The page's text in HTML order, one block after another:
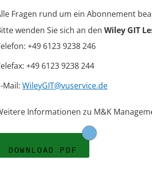
Fragen rund um ein Abonnement
wenden Sie sich an den Wiley GIT
+49 6123 9238 246
+49 6123 9238 244
Mail: WileyGIT@vuservice.de
Informationen zu M&K
DOWNLOAD PDF